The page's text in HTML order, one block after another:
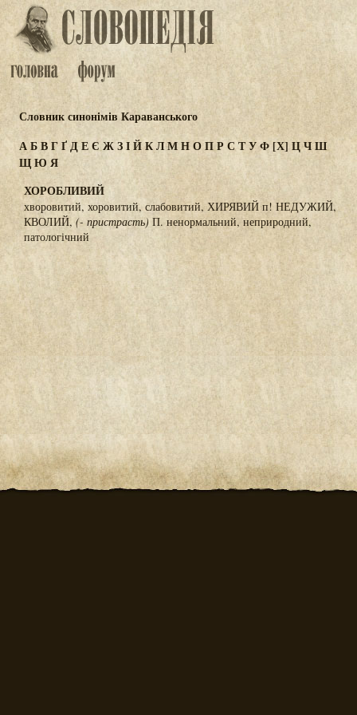
Словник синонімів Караванського
АБВГҐДЕЄ ЖЗІЙКЛМНОПР СТУФ[Х] ЦЧШ
ЩЮ Я
ХОРОБЛИВИЙ
хворовитий, хоровитий, слабовитий, ХИРЯВИЙ п! НЕДУЖИЙ,
КВОЛИЙ, (- пристрасть) П. ненормальний, неприродний,
патологічний